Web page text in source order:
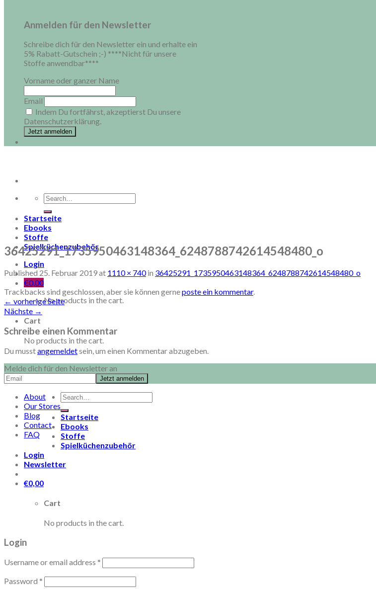
Anmelden für den Newsletter
Schreibe dich für den Newsletter ein und erhalte ein
5% Rabatt-Gutschein ;-) ****Nicht für unsere
Stoffe anwendbar****
Vorname oder ganzer Name
Email
Indem Du fortfährst, akzeptierst Du unsere
Datenschutzerklärung.
Search
for:
Startseite
Ebooks
Stoffe
Spielküchenzubehör
Login
€0,00
No products in the cart.
Cart
No products in the cart.
36425291_1735950463148364_6248788742614548480_o
Published 25. Februar 2019at 1110 × 740in 36425291_1735950463148364_6248788742614548480_o
Trackbacks sind geschlossen, aber sie können gerneposte ein kommentar.
← vorherige Seite
Nächste →
Schreibe einen Kommentar
Du musstangemeldetsein, um einen Kommentar abzugeben.
Melde dich für den Newsletter an
About
Our Stores
Blog
Contact
FAQ
Search
for:
Startseite
Ebooks
Stoffe
Spielküchenzubehör
Login
Newsletter
€0,00
Cart
No products in the cart.
Login
Username or email address *
Password *